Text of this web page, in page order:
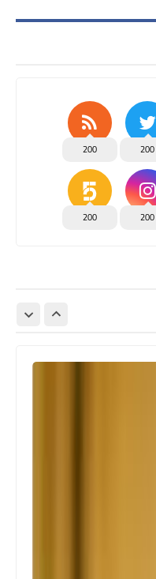
200
200
200
200